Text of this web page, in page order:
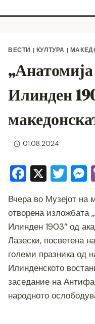
ВЕСТИ | КУЛТУРА |
Илинден
01.08.2024
F
c
e
b
o
o
k
X T
wi
tt
er
Вчера во Музејот на
отворена изложбата
Илинден 1903“ од
Лазески, посветена
големи празника од
Илинденското
заседание на
народното